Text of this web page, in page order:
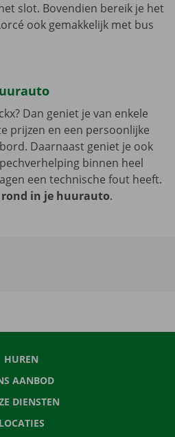
slot. Bovendien bereik je het
ook gemakkelijk met bus
Dan geniet je van enkele
prijzen en een persoonlijke
Daarnaast geniet je ook
binnen heel
een technische fout heeft.
rond in je huurauto.
HUREN
AANBOD
DIENSTEN
LOCATIES